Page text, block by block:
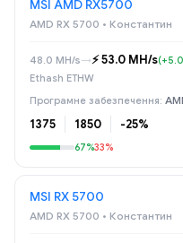
MSI AMD RX5700
AMD RX 5700 • Константин
48.0 MH/s→⚡️ 53.0 MH/s
Ethash ETHW
1375 1850 -25%
67%33%
MSI RX 5700
AMD RX 5700 • Константин